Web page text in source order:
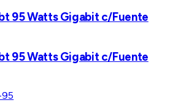
95 Watts Gigabit c/Fuente
95 Watts Gigabit c/Fuente